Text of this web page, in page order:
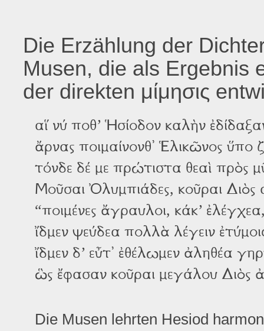
Die Erzählung der
Musen, die als Ergebnis
der direkten μίμησις
αἵ νύ ποθ’ Ἡσίοδον καλὴν
ἄρνας ποιμαίνονθ᾽ Ἑλικῶνος ὕπο
τόνδε δέ με πρώτιστα θεαὶ πρὸς
Μοῦσαι Ὀλυμπιάδες, κοῦραι Διὸς
“ποιμένες ἄγραυλοι, κάκ’
ἴδμεν ψεύδεα πολλὰ λέγειν
ἴδμεν δ’ εὖτ᾽ ἐθέλωμεν ἀληθέα
ὣς ἔφασαν κοῦραι μεγάλου Διὸς
Die Musen lehrten Hesiod